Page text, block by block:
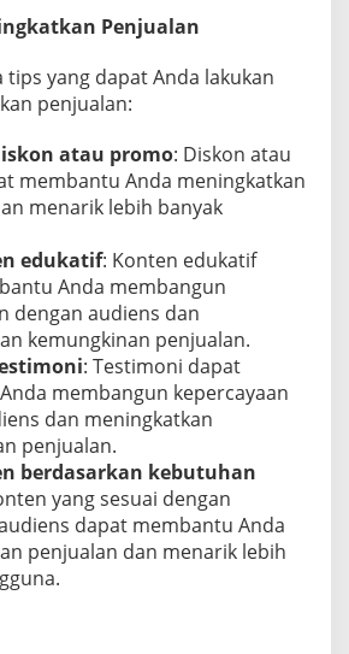
Penjualan
yang dapat Anda lakukan
penjualan:
atau promo: Diskon atau
membantu Anda meningkatkan
menarik lebih banyak
edukatif: Konten edukatif
Anda membangun
dengan audiens dan
kemungkinan penjualan.
: Testimoni dapat
membangun kepercayaan
dan meningkatkan
penjualan.
berdasarkan kebutuhan
yang sesuai dengan
dapat membantu Anda
penjualan dan menarik lebih